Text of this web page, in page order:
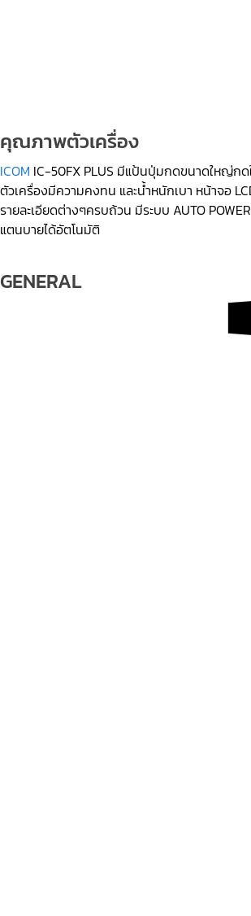
คุณภาพตัวเครื่อง
ICOM IC-50FX PLUS มีแป้นปุ่มกดขนาดใหญ่กด
ตัวเครื่องมีความคงทน และน้ำหนักเบา หน้าจอ
รายละเอียดต่างๆครบถ้วน มีระบบ AUTO
แตนบายได้อัตโนมัติ
GENERAL